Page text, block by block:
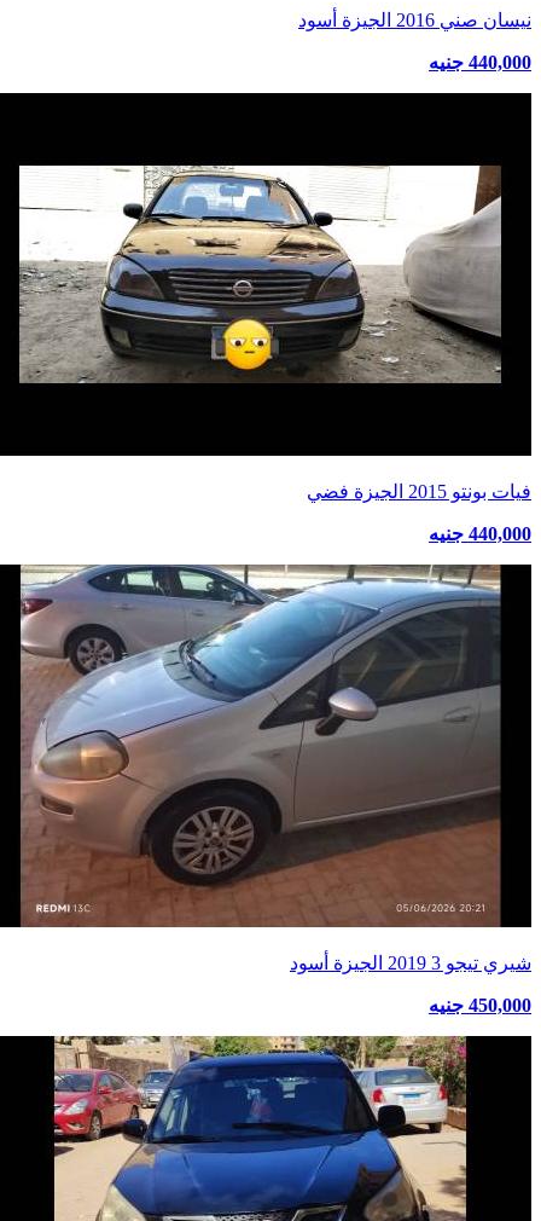
نيسان صني 2016 الجيزة أسود
440,000 جنيه
فيات بونتو 2015 الجيزة فضي
440,000 جنيه
شيري تيجو 3 2019 الجيزة أسود
450,000 جنيه